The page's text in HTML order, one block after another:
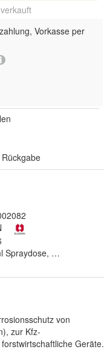
verkauft
Vorkasse per
Spraydose, 3 x 600 ml
von
zur Kfz-
Geräte.